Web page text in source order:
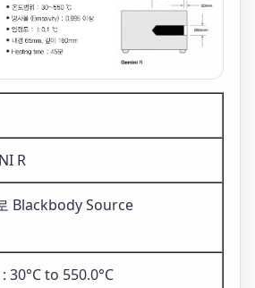
R
Blackbody Source
30°C to 550.0°C